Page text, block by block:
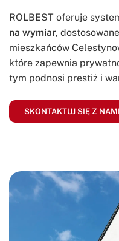
ROLBEST oferuje
na wymiar,
mieszkańców
które zapewnia
tym podnosi prestiż i
SKONTAKTUJ SIĘ Z NAMI